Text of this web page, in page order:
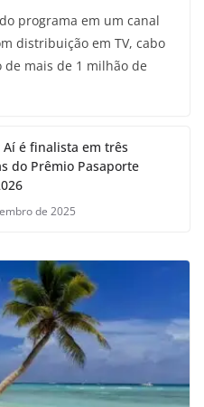
programa em um canal
distribuição em TV, cabo
mais de 1 milhão de
Aí é finalista em três
do Prêmio Pasaporte
de 2025